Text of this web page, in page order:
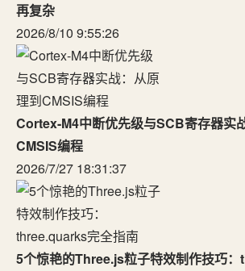
再复杂
2026/8/10 9:55:26
Cortex-M4中断优先级与SCB寄存器实
CMSIS编程
2026/7/27 18:31:37
5个惊艳的Three.js粒子特效制作技巧